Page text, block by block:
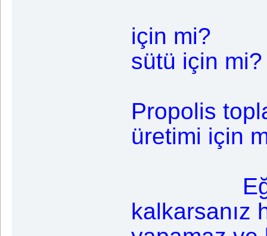
için mi?
sütü için mi?
Propolis
üretimi için
Eğer
kalkarsanız